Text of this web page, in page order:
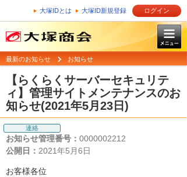
大塚IDとは 大塚ID新規登録 ログイン
最新のお知らせ お知らせ
【らくらくサーバーセキュリテ
ィ】管理サイトメンテナンスのお
知らせ(2021年5月23日)
連絡
お知らせ管理番号： 0000002212
公開日： 2021年5月6日
お客様各位